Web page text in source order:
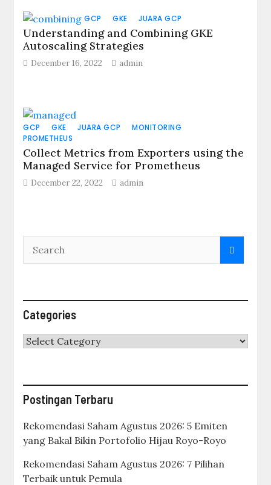
GCP GKE JUARA GCP
Understanding and Combining GKE
Autoscaling Strategies
December 16, 2022 admin
GCP GKE JUARA GCP
MONITORING
PROMETHEUS
Collect Metrics from Exporters using the
Managed Service for Prometheus
December 22, 2022 admin
Categories
Categories
Postingan Terbaru
Rekomendasi Saham Agustus 2026: 5 Emiten
yang Bakal Bikin Portofolio Hijau Royo-Royo
Rekomendasi Saham Agustus 2026: 7 Pilihan
Terbaik untuk Pemula